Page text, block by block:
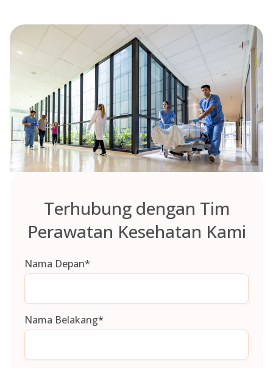
Terhubung dengan Tim
Perawatan Kesehatan Kami
Nama Depan*
Nama Belakang*